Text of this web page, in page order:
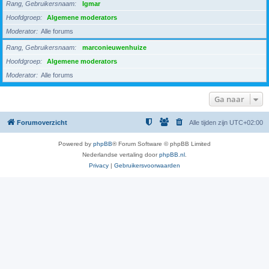
Rang, Gebruikersnaam
Igmar
Hoofdgroep
Algemene moderators
Moderator
Alle forums
Rang, Gebruikersnaam
marconieuwenhuize
Hoofdgroep
Algemene moderators
Moderator
Alle forums
Ga naar
Forumoverzicht Alle tijden zijn UTC+02:00
Powered by phpBB® Forum Software © phpBB Limited
Nederlandse vertaling doorphpBB.nl
Privacy | Gebruikersvoorwaarden